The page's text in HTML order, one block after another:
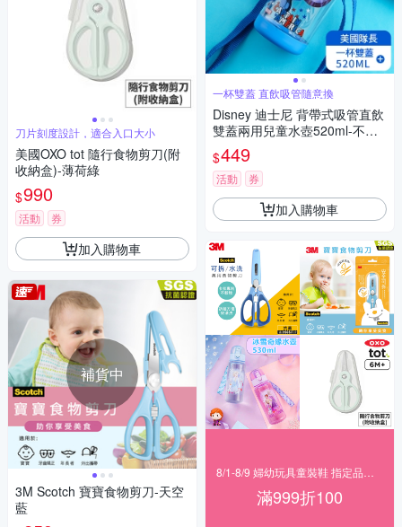
刀片刻度設計，適合入口大小
美國OXO tot 隨行食物剪刀(附
收納盒)-薄荷綠
$990
活動 券
加入購物車
補貨中
3M Scotch 寶寶食物剪刀-天空
藍
一杯雙蓋 直飲吸管隨意換
Disney 迪士尼 背帶式吸管直飲
雙蓋兩用兒童水壺520ml-不含
雙酚A
$449
活動 券
加入購物車
滿999折100